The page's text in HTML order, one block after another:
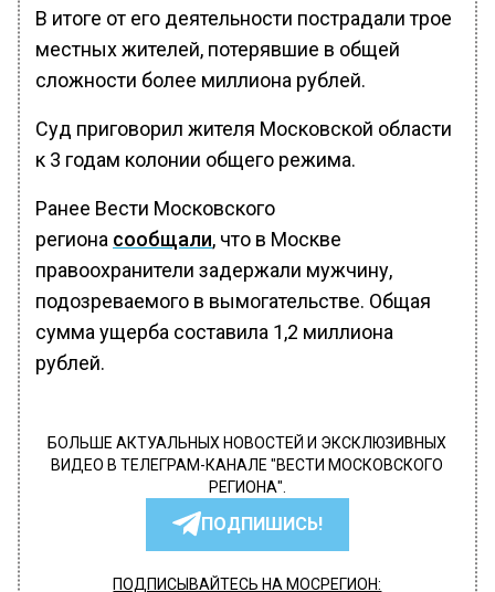
В итоге от его деятельности пострадали трое
местных жителей, потерявшие в общей
сложности более миллиона рублей.
Суд приговорил жителя Московской области
к 3 годам колонии общего режима.
Ранее Вести Московского
региона сообщали, что в Москве
правоохранители задержали мужчину,
подозреваемого в вымогательстве. Общая
сумма ущерба составила 1,2 миллиона
рублей.
БОЛЬШЕ АКТУАЛЬНЫХ НОВОСТЕЙ И ЭКСКЛЮЗИВНЫХ
ВИДЕО В ТЕЛЕГРАМ-КАНАЛЕ "ВЕСТИ МОСКОВСКОГО
РЕГИОНА".
ПОДПИШИСЬ!
ПОДПИСЫВАЙТЕСЬ НА МОСРЕГИОН: